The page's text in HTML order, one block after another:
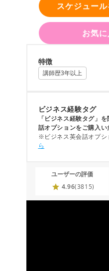
スケジュー
お気
特徴
講師歴3年以上
ビジネス経験タグ
「ビジネス経験タグ」
話オプションをご購入い
※ビジネス英会話オプシ
ら
ユーザーの評価
4.96(3815)